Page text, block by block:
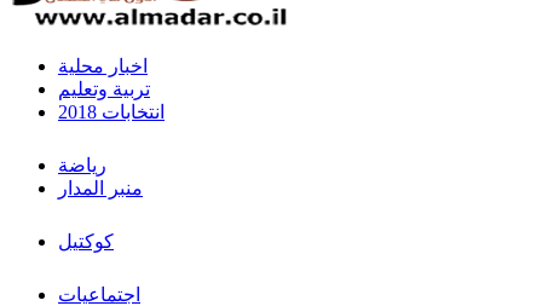
اخبار محلية
تربية وتعليم
انتخابات 2018
رياضة
منبر المدار
كوكتيل
اجتماعيات